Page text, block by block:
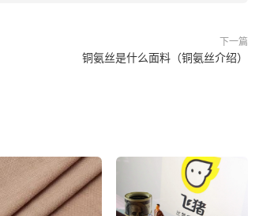
下一篇
铜氨丝是什么面料（铜氨丝介绍）